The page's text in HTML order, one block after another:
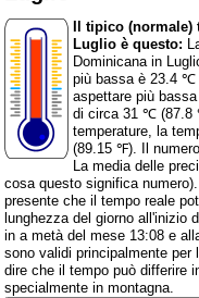
Il tipico
Luglio è questo:
Dominicana in
più bassa è 23.4 ℃
aspettare più
di circa 31 ℃ (87.8
temperature, la
(89.15 ℉). Il
La media delle
cosa questo significa numero
presente che il tempo reale
lunghezza del giorno all'inizio
in a metà del mese 13:08 e
sono validi principalmente
dire che il tempo può differire
specialmente in montagna.